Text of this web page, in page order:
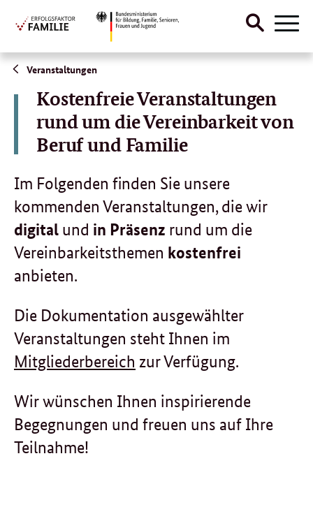
Direktlink:
Suche
Veranstaltungen
Kostenfreie Veranstaltungen
rund um die Vereinbarkeit von
Beruf und Familie
Im Folgenden finden Sie unsere
kommenden Veranstaltungen, die wir
digital und in Präsenz rund um die
Vereinbarkeitsthemen kostenfrei
anbieten.
Die Dokumentation ausgewählter
Veranstaltungen steht Ihnen im
Mitgliederbereich zur Verfügung.
Wir wünschen Ihnen inspirierende
Begegnungen und freuen uns auf Ihre
Teilnahme!